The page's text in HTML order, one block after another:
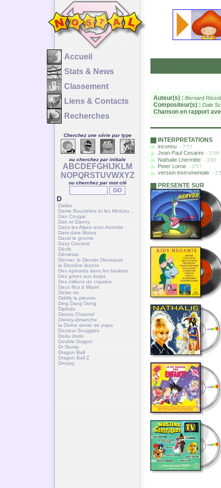
Accueil
Stats & News
Classement
Liens & Contacts
Recherches
Cherchez une série par type
ou cherchez par initiale
A BC D E FGH J K LM
NOPQRSTUVWXYZ
ou cherchez par mot clé
D
Dallas
Dame Boucleline et les Minicou...
Dan Cougar
Dan et Danny
Dans les Alpes avec Annette
Dare-dare Motus
David le gnome
Davy Crockett
Déclic
Démétan
Denver, le Dernier Dinosaure
la Dernière licorne
Des épinards dans les baskets
Des grives aux loups
Des millions de copains
Deux flics à Miami
Dickie roi
Diddly la pieuvre
Ding Dang Dong
Diplodo
Disney Channel
Disney-dimanche
la Divine sieste de papa
Docteur Snuggles
Dodu dodo
Double Dragon
Dr Slump
Dragon Ball
Dragon Ball Z
Droopy
Auteur(s) : Bernard Rissoll
Compositeur(s) : Dale
Chanson en rapport
INTERPRETATIONS
inconnu - ?'??
Jean-Paul Cesarini - 2'59
Nathalie Lhermitte - 3'00
Peter Lorne - 2'57
version instrumentale -
PRESENTE SUR